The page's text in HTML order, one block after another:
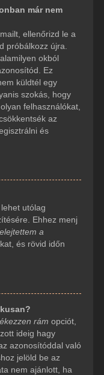
már nem
ellenőrizd le a
próbálkozz újra.
okból
Ez
küldtél egy
szokás, hogy
felhasználókat,
az
és
utólag
Ehhez menj
a
és rövid időn
rám opciót,
ideig hagy
azonosítóddal való
jelöld be az
nem ajánlott, ha